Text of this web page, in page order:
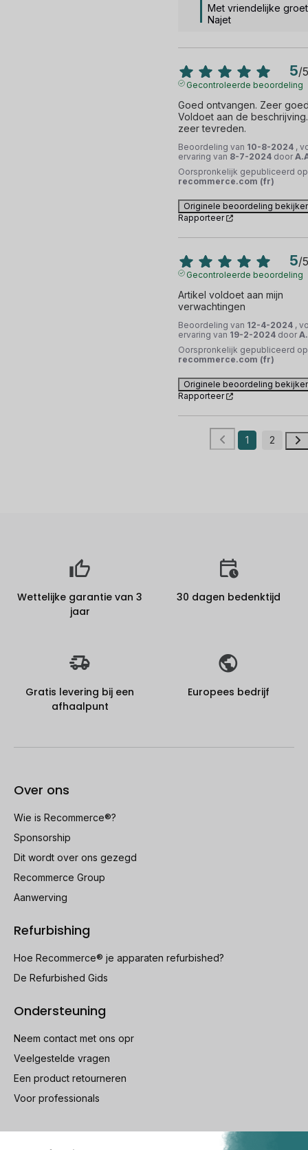
Met vriendelijke
Najet
5/5
Gecontroleerde beoordeling
Goed ontvangen. Zeer
Voldoet aan de
zeer tevreden.
Beoordeling van 10-8-2024 ,
ervaring van 8-7-2024 door
Oorspronkelijk gepubliceerd op
recommerce.com (fr)
Originele beoordeling
Rapporteer
5/5
Gecontroleerde beoordeling
Artikel voldoet aan mijn
verwachtingen
Beoordeling van 12-4-2024 ,
ervaring van 19-2-2024 door
Oorspronkelijk gepubliceerd op
recommerce.com (fr)
Originele beoordeling
Rapporteer
1 2
Wettelijke garantie van 3
jaar
30 dagen bedenktijd
Gratis levering bij een
afhaalpunt
Europees bedrijf
Over ons
Wie is Recommerce®?
Sponsorship
Dit wordt over ons gezegd
Recommerce Group
Aanwerving
Refurbishing
Hoe Recommerce® je apparaten refurbished?
De Refurbished Gids
Ondersteuning
Neem contact met ons opr
Veelgestelde vragen
Een product retourneren
Voor professionals
100% beveiligde betaling